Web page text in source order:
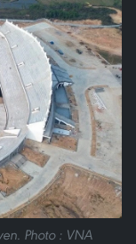
Photo : VNA